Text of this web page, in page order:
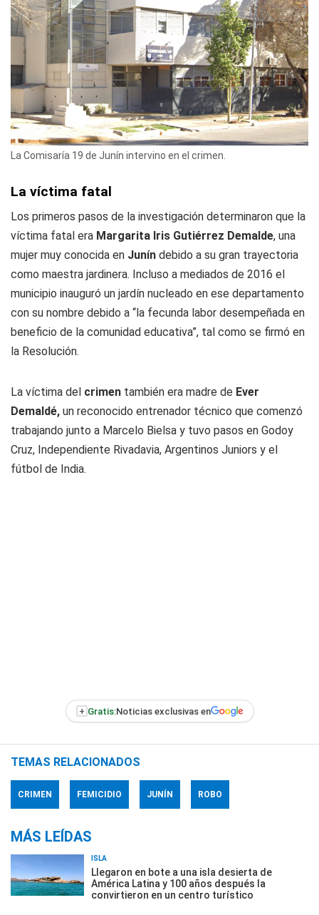
La Comisaría 19 de Junín intervino en el crimen.
La víctima fatal
Los primeros pasos de la investigación determinaron que la
víctima fatal era Margarita Iris Gutiérrez Demalde, una
mujer muy conocida en Junín debido a su gran trayectoria
como maestra jardinera. Incluso a mediados de 2016 el
municipio inauguró un jardín nucleado en ese departamento
con su nombre debido a “la fecunda labor desempeñada en
beneficio de la comunidad educativa”, tal como se firmó en
la Resolución.
La víctima del crimen también era madre de Ever
Demaldé, un reconocido entrenador técnico que comenzó
trabajando junto a Marcelo Bielsa y tuvo pasos en Godoy
Cruz, Independiente Rivadavia, Argentinos Juniors y el
fútbol de India.
+ Gratis:Noticias exclusivas en
TEMAS RELACIONADOS
CRIMEN FEMICIDIO JUNÍN ROBO
MÁS LEÍDAS
ISLA
Llegaron en bote a una isla desierta de
América Latina y 100 años después la
convirtieron en un centro turístico